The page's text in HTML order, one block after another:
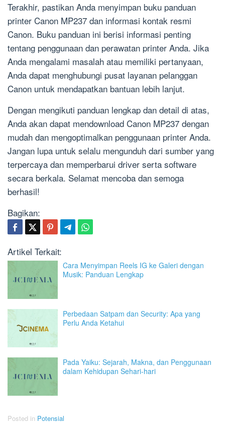
Terakhir, pastikan Anda menyimpan buku panduan
printer Canon MP237 dan informasi kontak resmi
Canon. Buku panduan ini berisi informasi penting
tentang penggunaan dan perawatan printer Anda. Jika
Anda mengalami masalah atau memiliki pertanyaan,
Anda dapat menghubungi pusat layanan pelanggan
Canon untuk mendapatkan bantuan lebih lanjut.
Dengan mengikuti panduan lengkap dan detail di atas,
Anda akan dapat mendownload Canon MP237 dengan
mudah dan mengoptimalkan penggunaan printer Anda.
Jangan lupa untuk selalu mengunduh dari sumber yang
terpercaya dan memperbarui driver serta software
secara berkala. Selamat mencoba dan semoga
berhasil!
Bagikan:
Artikel Terkait:
Cara Menyimpan Reels IG ke Galeri dengan
Musik: Panduan Lengkap
Perbedaan Satpam dan Security: Apa yang
Perlu Anda Ketahui
Pada Yaiku: Sejarah, Makna, dan Penggunaan
dalam Kehidupan Sehari-hari
Posted in Potensial